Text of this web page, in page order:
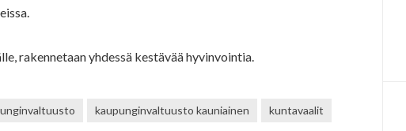
rakennetaan yhdessä kestävää hyvinvointia.
kaupunginvaltuusto kauniainen kuntavaalit